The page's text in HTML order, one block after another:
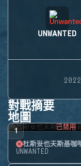
UNWANTED
對戰摘要
地圖
1 已禁用
杜斯妥也夫斯基咖
UNWANTED